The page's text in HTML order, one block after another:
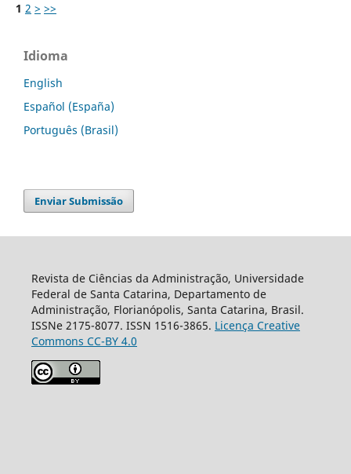
1 2 > >>
Idioma
English
Español (España)
Português (Brasil)
Enviar Submissão
Revista de Ciências da Administração, Universidade
Federal de Santa Catarina, Departamento de
Administração, Florianópolis, Santa Catarina, Brasil.
ISSNe 2175-8077. ISSN 1516-3865. Licença Creative
Commons CC-BY 4.0